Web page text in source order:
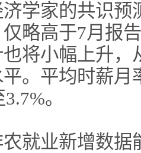
家的共识预
略高于7月报
将小幅上升，
。平均时薪
。
业新增数据